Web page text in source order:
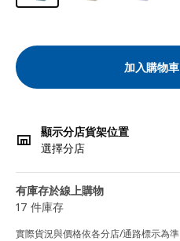
加入購物車
顯示分店貨架位置
選擇分店
有庫存於線上購物
17 件庫存
實際貨況與價格依各分店/通路標示為準